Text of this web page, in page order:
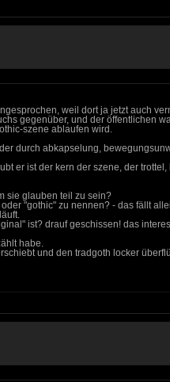
weil dort ja jetzt auch
gegenüber, und der öffentlichen
szene ablaufen wird.
durch abkapselung,
er ist der kern der szene, der
sie glauben teil zu sein?
"gothic" zu nennen? - das fällt
ist? drauf geschissen! das
habe.
und den tradgoth locker